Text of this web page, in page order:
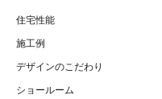
住宅性能
施工例
デザインのこだわり
ショールーム